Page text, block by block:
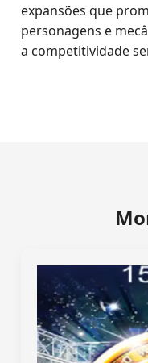
expansões que
personagens e
a competitividade